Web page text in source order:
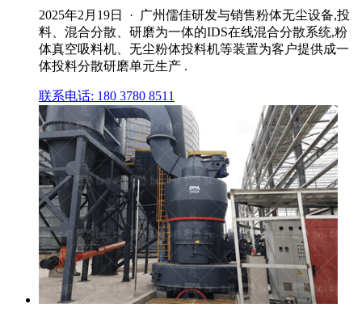
2025年2月19日 · 广州儒佳研发与销售粉体无尘设备,投
料、混合分散、研磨为一体的IDS在线混合分散系统,粉
体真空吸料机、无尘粉体投料机等装置为客户提供成一
体投料分散研磨单元生产 .
联系电话: 180 3780 8511